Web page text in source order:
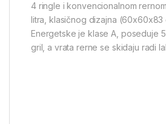
4 ringle i konvencionalnom
litra, klasičnog dizajna (60x60x83
Energetske je klase A, poseduje
gril, a vrata rerne se skidaju radi